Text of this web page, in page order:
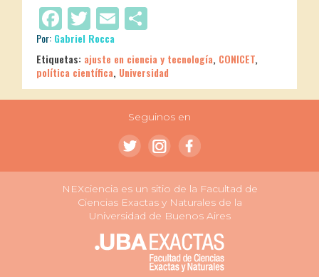
Facebook
Twitter
Email
Por: Gabriel Rocca
Etiquetas: ajuste en ciencia y tecnología, CONICET,
política científica, Universidad
Seguinos en
NEXciencia es un sitio de la Facultad de
Ciencias Exactas y Naturales de la
Universidad de Buenos Aires